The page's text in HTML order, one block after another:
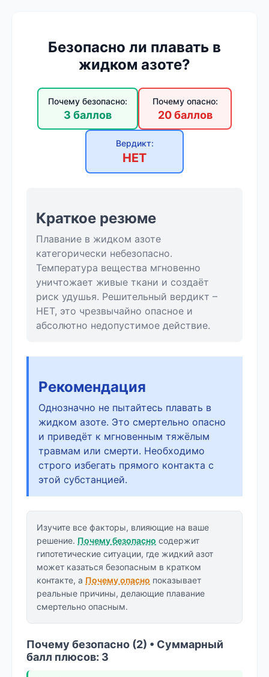
Безопасно ли плавать в
жидком азоте?
Почему безопасно:
3 баллов
Почему опасно:
20 баллов
Вердикт:
НЕТ
Краткое резюме
Плавание в жидком азоте
категорически небезопасно.
Температура вещества мгновенно
уничтожает живые ткани и создаёт
риск удушья. Решительный вердикт –
НЕТ, это чрезвычайно опасное и
абсолютно недопустимое действие.
Рекомендация
Однозначно не пытайтесь плавать в
жидком азоте. Это смертельно опасно
и приведёт к мгновенным тяжёлым
травмам или смерти. Необходимо
строго избегать прямого контакта с
этой субстанцией.
Изучите все факторы, влияющие на ваше
решение. Почему безопасно содержит
гипотетические ситуации, где жидкий азот
может казаться безопасным в кратком
контакте, а Почему опасно показывает
реальные причины, делающие плавание
смертельно опасным.
Почему безопасно (2) • Суммарный
балл плюсов: 3